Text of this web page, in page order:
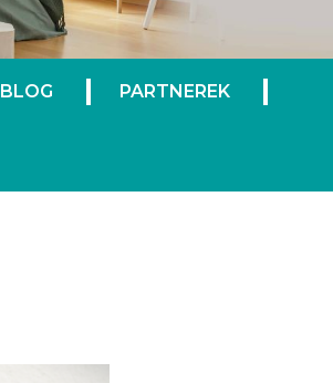
BLOG PARTNEREK